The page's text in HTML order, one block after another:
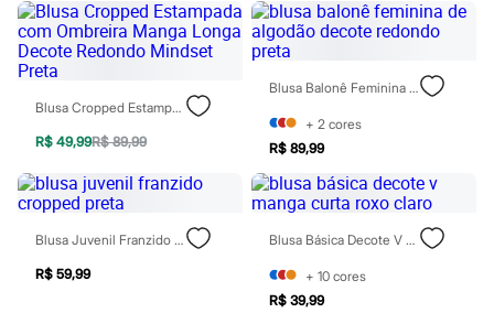
Sapatos
Sandálias e Papetes
Tênis
Moda esportiva
Bermudas
Camisetas
Calças
Calçados
Regatas
Moda íntima
Cuecas
Meias
Pijamas
Blusa Cropped Estampada Com Ombreira Manga Longa Decote Redondo Mindset Preta
R$ 49,99R$ 89,99
Blusa Balonê Feminina De Algodão Decote Redondo Preta
+ 2 cores
R$ 89,99
Blusa Juvenil Franzido Cropped Preta
R$ 59,99
Blusa Básica Decote V Manga Curta Roxo Claro
+ 10 cores
R$ 39,99